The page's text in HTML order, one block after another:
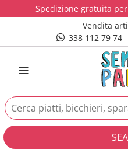
Spedizione gratuita
Vendita
338 112 79 74